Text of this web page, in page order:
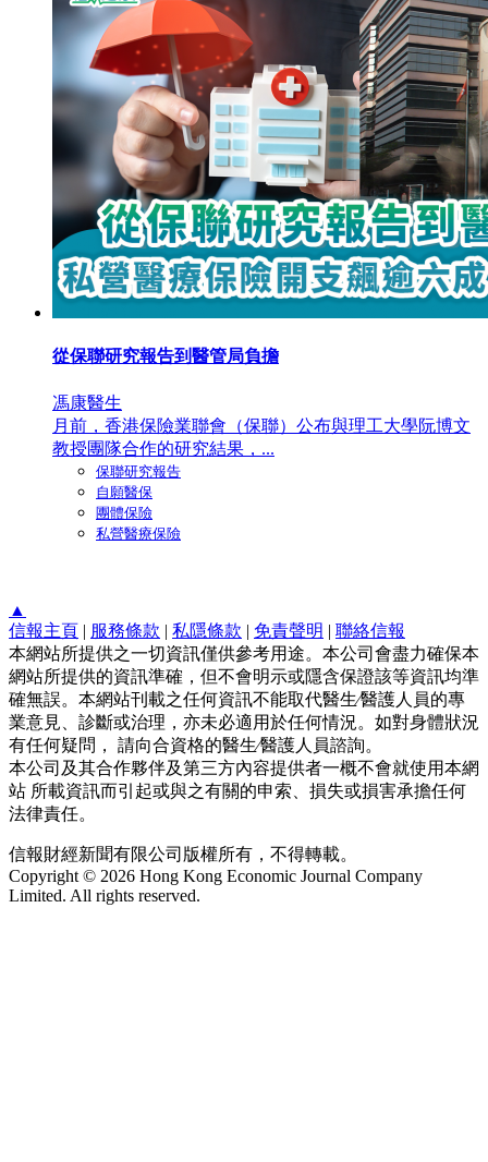
從保聯研究報告到醫管局負擔
馮康醫生
月前，香港保險業聯會（保聯）公布與理工大學阮博文
教授團隊合作的研究結果，...
保聯研究報告
自願醫保
團體保險
私營醫療保險
▲
信報主頁 | 服務條款 | 私隱條款 | 免責聲明 | 聯絡信報
本網站所提供之一切資訊僅供參考用途。本公司會盡力確保本
網站所提供的資訊準確，但不會明示或隱含保證該等資訊均準
確無誤。本網站刊載之任何資訊不能取代醫生∕醫護人員的專
業意見、診斷或治理，亦未必適用於任何情況。如對身體狀況
有任何疑問， 請向合資格的醫生∕醫護人員諮詢。
本公司及其合作夥伴及第三方內容提供者一概不會就使用本網
站 所載資訊而引起或與之有關的申索、損失或損害承擔任何
法律責任。
信報財經新聞有限公司版權所有，不得轉載。
Copyright © 2026 Hong Kong Economic Journal Company
Limited. All rights reserved.